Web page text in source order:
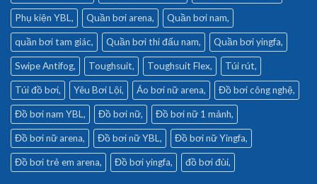
Phụ kiện YBL Quần bơi arena Quần bơi nam
quần bơi tam giác Quần bơi thi đấu nam Quần bơi yingfa
Swipe Antifog Toughsuit Toughsuit Flex Túi rút
Túi đồ bơi Yêu Bơi Lội Áo bơi nữ arena Đồ bơi công nghệ
Đồ bơi nam YBL Đồ bơi nữ Đồ bơi nữ 1 mảnh
Đồ bơi nữ arena Đồ bơi nữ YBL Đồ bơi nữ Yingfa
Đồ bơi trẻ em arena Đồ bơi yingfa đồ bơi đùi